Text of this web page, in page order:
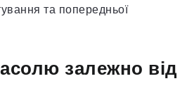
та попередньої
залежно від